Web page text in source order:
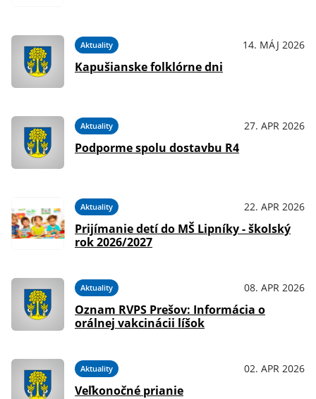
Aktuality 14. MÁJ 2026
Kapušianske folklórne dni
Aktuality 27. APR 2026
Podporme spolu dostavbu R4
Aktuality 22. APR 2026
Prijímanie detí do MŠ Lipníky - školský
rok 2026/2027
Aktuality 08. APR 2026
Oznam RVPS Prešov: Informácia o
orálnej vakcinácii líšok
Aktuality 02. APR 2026
Veľkonočné prianie